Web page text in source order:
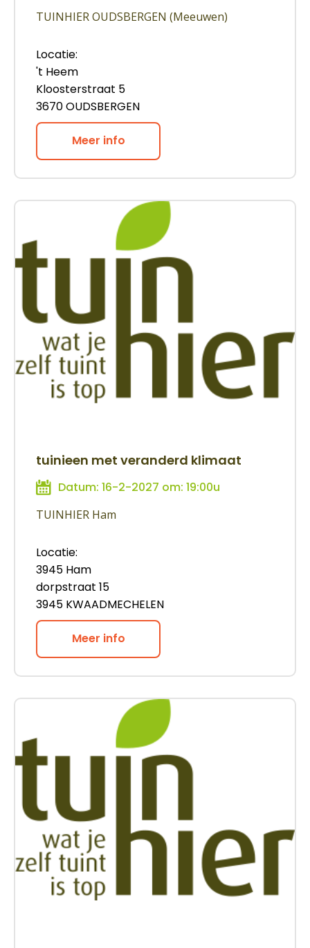
TUINHIER OUDSBERGEN (Meeuwen)
Locatie:
't Heem
Kloosterstraat 5
3670 OUDSBERGEN
Meer info
tuinieen met veranderd klimaat
Datum: 16-2-2027 om: 19:00u
TUINHIER Ham
Locatie:
3945 Ham
dorpstraat 15
3945 KWAADMECHELEN
Meer info